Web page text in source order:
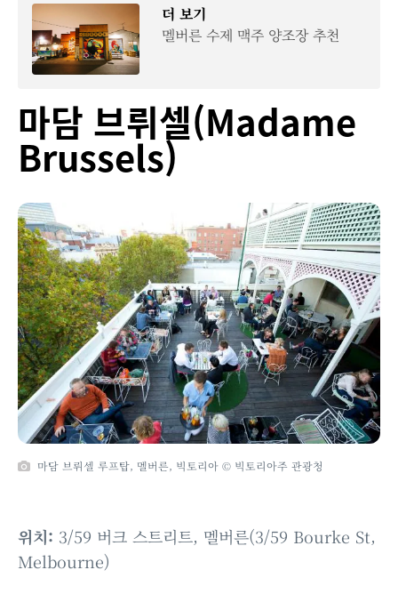
더 보기
멜버른 수제 맥주 양조장 추천
마담 브뤼셀(Madame
Brussels)
마담 브뤼셀 루프탑, 멜버른, 빅토리아 © 빅토리아주 관광청
위치: 3/59 버크 스트리트, 멜버른(3/59 Bourke St,
Melbourne)